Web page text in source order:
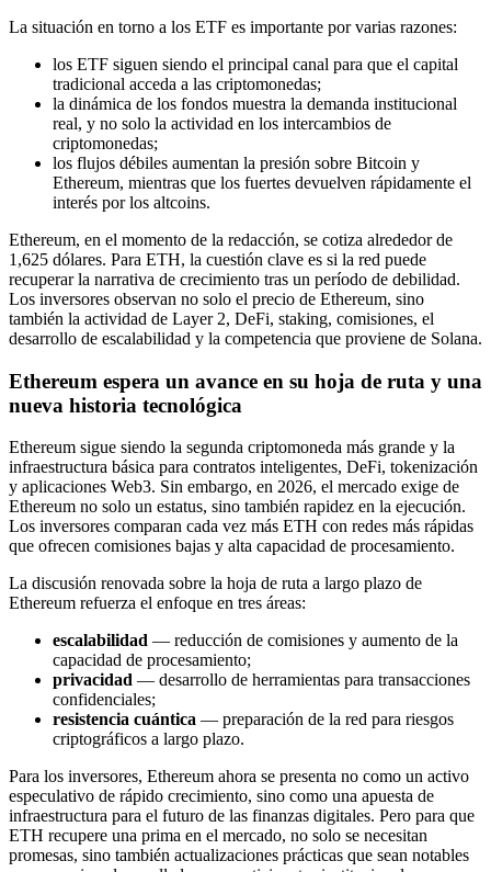
La situación en torno a los ETF es importante por varias razones:
los ETF siguen siendo el principal canal para que el capital
tradicional acceda a las criptomonedas;
la dinámica de los fondos muestra la demanda institucional
real, y no solo la actividad en los intercambios de
criptomonedas;
los flujos débiles aumentan la presión sobre Bitcoin y
Ethereum, mientras que los fuertes devuelven rápidamente el
interés por los altcoins.
Ethereum, en el momento de la redacción, se cotiza alrededor de
1,625 dólares. Para ETH, la cuestión clave es si la red puede
recuperar la narrativa de crecimiento tras un período de debilidad.
Los inversores observan no solo el precio de Ethereum, sino
también la actividad de Layer 2, DeFi, staking, comisiones, el
desarrollo de escalabilidad y la competencia que proviene de Solana.
Ethereum espera un avance en su hoja de ruta y una
nueva historia tecnológica
Ethereum sigue siendo la segunda criptomoneda más grande y la
infraestructura básica para contratos inteligentes, DeFi, tokenización
y aplicaciones Web3. Sin embargo, en 2026, el mercado exige de
Ethereum no solo un estatus, sino también rapidez en la ejecución.
Los inversores comparan cada vez más ETH con redes más rápidas
que ofrecen comisiones bajas y alta capacidad de procesamiento.
La discusión renovada sobre la hoja de ruta a largo plazo de
Ethereum refuerza el enfoque en tres áreas:
escalabilidad — reducción de comisiones y aumento de la
capacidad de procesamiento;
privacidad — desarrollo de herramientas para transacciones
confidenciales;
resistencia cuántica — preparación de la red para riesgos
criptográficos a largo plazo.
Para los inversores, Ethereum ahora se presenta no como un activo
especulativo de rápido crecimiento, sino como una apuesta de
infraestructura para el futuro de las finanzas digitales. Pero para que
ETH recupere una prima en el mercado, no solo se necesitan
promesas, sino también actualizaciones prácticas que sean notables